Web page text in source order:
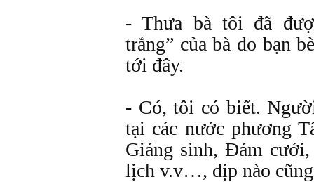
- Thưa bà tôi đã
trắng” của bà do bạn
tới đây.
- Có, tôi có biết.
tại các nước phương
Giáng sinh, Đám
lịch v.v…, dịp nào